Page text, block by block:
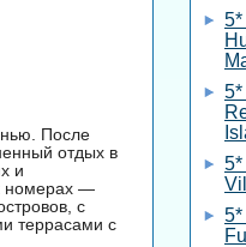
После
отдых в
и
номерах —
с
террасами с
5*
5*
5*
5*